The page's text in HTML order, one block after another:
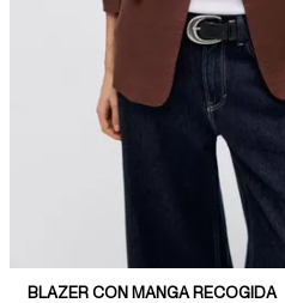
BLAZER CON MANGA RECOGIDA